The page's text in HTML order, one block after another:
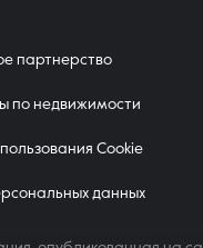
партнерство
по недвижимости
Cookie
данных